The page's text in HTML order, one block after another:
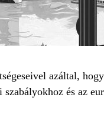
azáltal,
és az